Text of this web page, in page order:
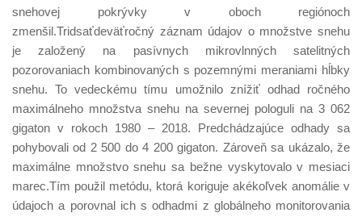
snehovej pokrývky v oboch regiónoch
zmenšil.Tridsaťdeväťročný záznam údajov o množstve snehu
je založený na pasívnych mikrovlnných satelitných
pozorovaniach kombinovaných s pozemnými meraniami hĺbky
snehu. To vedeckému tímu umožnilo znížiť odhad ročného
maximálneho množstva snehu na severnej pologuli na 3 062
gigaton v rokoch 1980 – 2018. Predchádzajúce odhady sa
pohybovali od 2 500 do 4 200 gigaton. Zároveň sa ukázalo, že
maximálne množstvo snehu sa bežne vyskytovalo v mesiaci
marec.Tím použil metódu, ktorá koriguje akékoľvek anomálie v
údajoch a porovnal ich s odhadmi z globálneho monitorovania